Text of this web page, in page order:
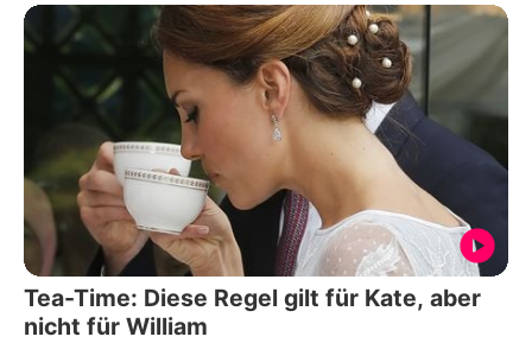
Tea-Time: Diese Regel gilt für Kate, aber
nicht für William